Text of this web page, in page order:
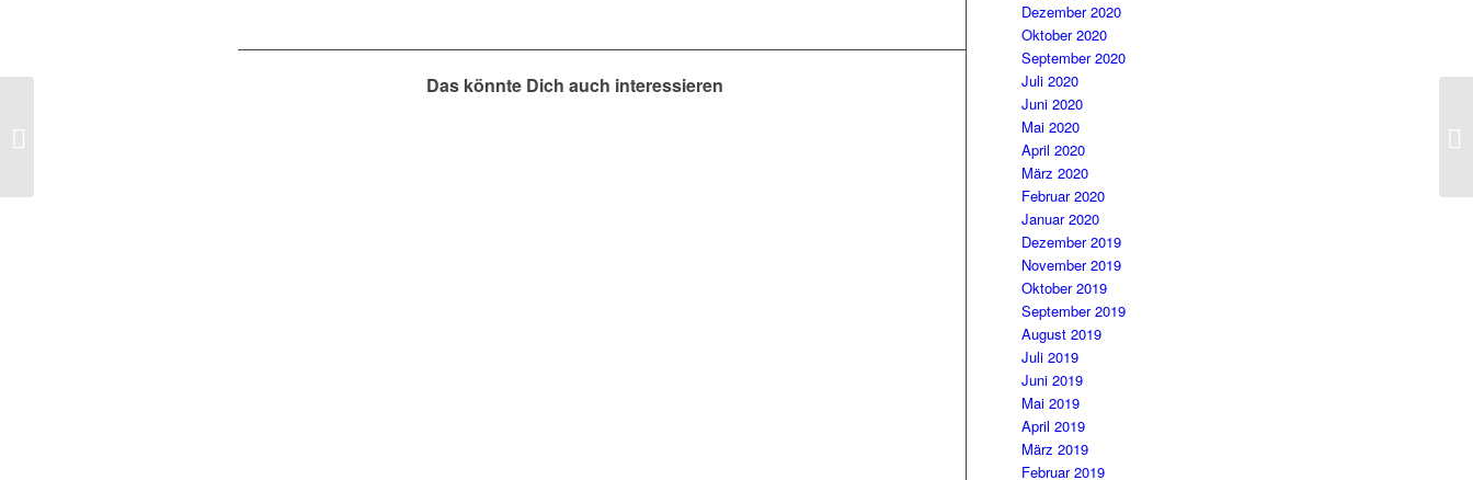
Das könnte Dich auch interessieren
Dezember 2020
Oktober 2020
September 2020
Juli 2020
Juni 2020
Mai 2020
April 2020
März 2020
Februar 2020
Januar 2020
Dezember 2019
November 2019
Oktober 2019
September 2019
August 2019
Juli 2019
Juni 2019
Mai 2019
April 2019
März 2019
Februar 2019